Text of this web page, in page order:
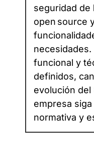
seguridad de
open source
funcional y
definidos,
evolución del
empresa
normativa y